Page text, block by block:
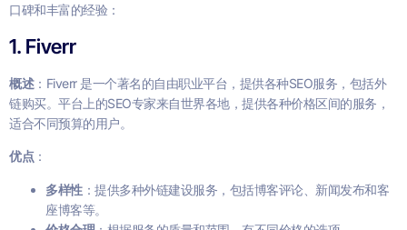
口碑和丰富的经验：
1. Fiverr
概述：Fiverr 是一个著名的自由职业平台，提供各种SEO服务，包括外
链购买。平台上的SEO专家来自世界各地，提供各种价格区间的服务，
适合不同预算的用户。
优点：
多样性：提供多种外链建设服务，包括博客评论、新闻发布和客
座博客等。